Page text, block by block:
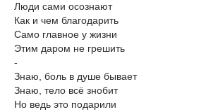
Люди сами осознают
Как и чем благодарить
Само главное у жизни
Этим даром не грешить
-
Знаю, боль в душе бывает
Знаю, тело всё знобит
Но ведь это подарили